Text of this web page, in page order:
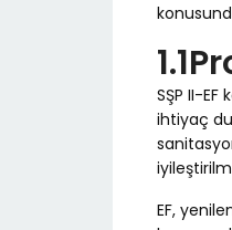
SŞP II-
ihtiyaç
EF,